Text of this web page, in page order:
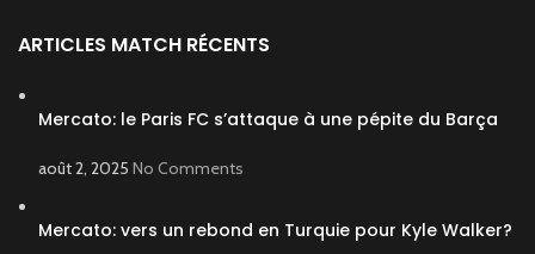
ARTICLES MATCH RÉCENTS
Mercato: le Paris FC s’attaque à une pépite du Barça
août 2, 2025 No Comments
Mercato: vers un rebond en Turquie pour Kyle Walker?